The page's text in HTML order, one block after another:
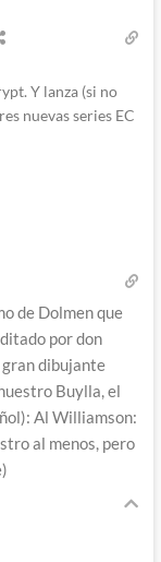
Y lanza (si no
nuevas series EC
de Dolmen que
por don
dibujante
Buylla, el
Al Williamson:
al menos, pero